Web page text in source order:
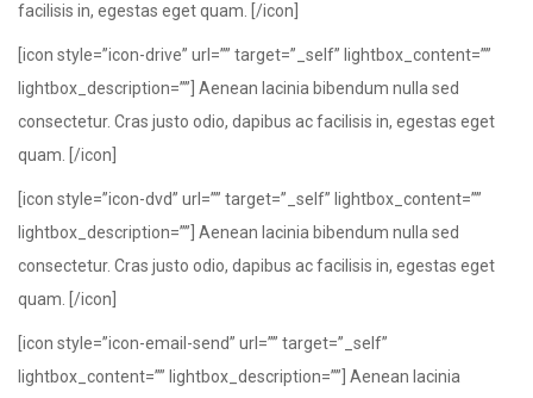
facilisis in, egestas eget quam. [/icon]
[icon style=”icon-drive” url=”” target=”_self” lightbox_content=””
lightbox_description=””] Aenean lacinia bibendum nulla sed
consectetur. Cras justo odio, dapibus ac facilisis in, egestas eget
quam. [/icon]
[icon style=”icon-dvd” url=”” target=”_self” lightbox_content=””
lightbox_description=””] Aenean lacinia bibendum nulla sed
consectetur. Cras justo odio, dapibus ac facilisis in, egestas eget
quam. [/icon]
[icon style=”icon-email-send” url=”” target=”_self”
lightbox_content=”” lightbox_description=””] Aenean lacinia